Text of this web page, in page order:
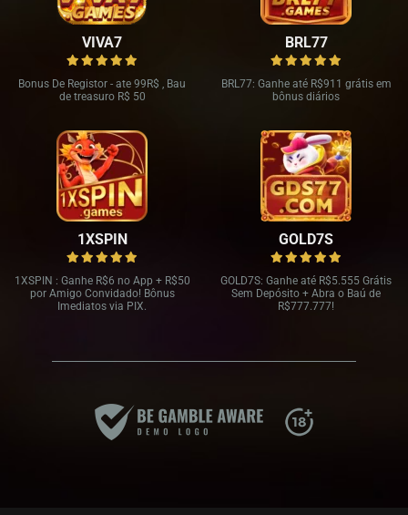
VIVA7
Bonus De Registor - ate 99R$ , Bau
de treasuro R$ 50
BRL77
BRL77: Ganhe até R$911 grátis em
bônus diários
1XSPIN
1XSPIN : Ganhe R$6 no App + R$50
por Amigo Convidado! Bônus
Imediatos via PIX.
GOLD7S
GOLD7S: Ganhe até R$5.555 Grátis
Sem Depósito + Abra o Baú de
R$777.777!